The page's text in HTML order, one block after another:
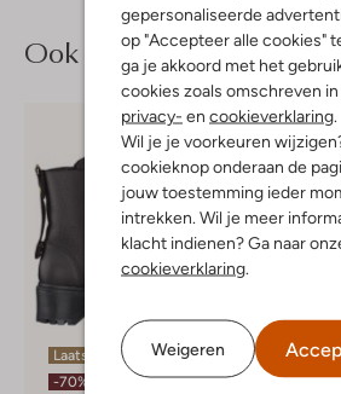
gepersonaliseerde
op "Accepteer alle cookies"
ga je akkoord met het
cookies zoals omschreven
privacy- en cookieverklaring.
Wil je je voorkeuren
cookieknop onderaan de
jouw toestemming ieder
intrekken. Wil je meer
klacht indienen? Ga naar
cookieverklaring.
Weigeren
Ook iets voor jou?
Laatste item
-70%
Laatste
-70%